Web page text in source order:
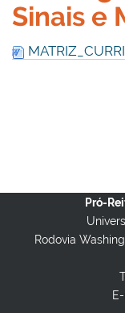
Sinais e
Pró-
Rodovia